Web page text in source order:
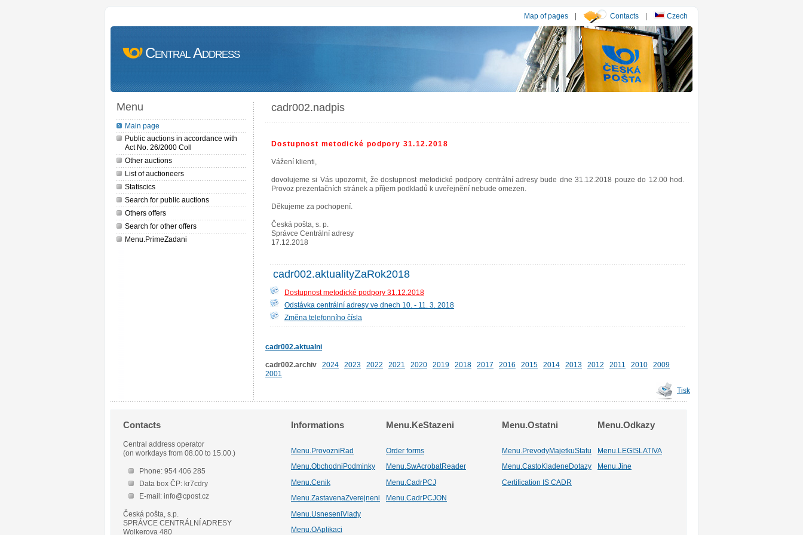
Map of pages | Contacts | Czech
Central Address
Menu
Main page
Public auctions in accordance with
Act No. 26/2000 Coll
Other auctions
List of auctioneers
Statiscics
Search for public auctions
Others offers
Search for other offers
Menu.PrimeZadani
cadr002.nadpis
Dostupnost metodické podpory 31.12.2018
Vážení klienti,
dovolujeme si Vás upozornit, že dostupnost metodické podpory centrální adresy bude dne 31.12.2018 pouze do 12.00 hod.
Provoz prezentačních stránek a příjem podkladů k uveřejnění nebude omezen.
Děkujeme za pochopení.
Česká pošta, s. p.
Správce Centrální adresy
17.12.2018
cadr002.aktualityZaRok2018
Dostupnost metodické podpory 31.12.2018
Odstávka centrální adresy ve dnech 10. - 11. 3. 2018
Změna telefonního čísla
cadr002.aktualni
cadr002.archiv 2024 2023 2022 2021 2020 2019 2018 2017 2016 2015 2014 2013 2012 2011 2010
2009
2001
Tisk
Contacts
Central address operator
(on workdays from 08.00 to 15.00.)
Phone: 954 406 285
Data box ČP: kr7cdry
E-mail: info@cpost.cz
Česká pošta, s.p.
SPRÁVCE CENTRÁLNÍ ADRESY
Wolkerova 480
Informations Menu.KeStazeni Menu.Ostatni Menu.Odkazy
Menu.ProvozniRad Order forms Menu.PrevodyMajetkuStatu
Menu.LEGISLATIVA
Menu.ObchodniPodminky
Menu.SwAcrobatReader Menu.CastoKladeneDotazy Menu.Jine
Menu.Cenik Menu.CadrPCJ
Certification IS CADR
Menu.ZastavenaZverejneni
Menu.CadrPCJON
Menu.UsneseniVlady
Menu.OAplikaci